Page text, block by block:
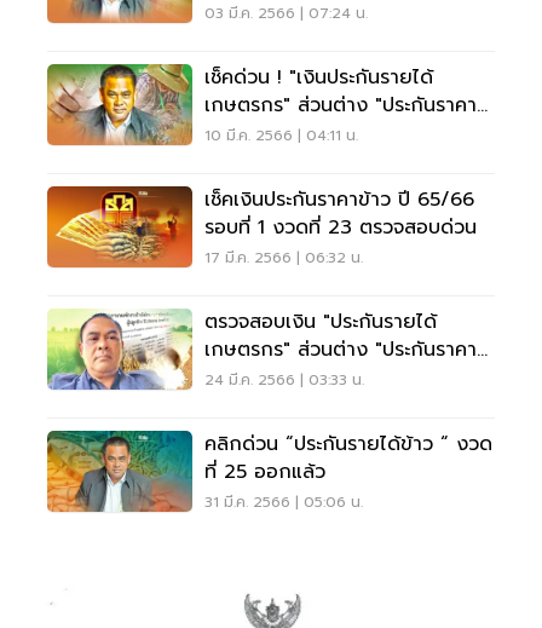
03 มี.ค. 2566 | 07:24 น.
เช็คด่วน ! "เงินประกันรายได้
เกษตรกร" ส่วนต่าง "ประกันราคา
ข้าว" งวดที่ 22
10 มี.ค. 2566 | 04:11 น.
เช็คเงินประกันราคาข้าว ปี 65/66
รอบที่ 1 งวดที่ 23 ตรวจสอบด่วน
17 มี.ค. 2566 | 06:32 น.
ตรวจสอบเงิน "ประกันรายได้
เกษตรกร" ส่วนต่าง "ประกันราคา
ข้าว" งวดที่ 24
24 มี.ค. 2566 | 03:33 น.
คลิกด่วน “ประกันรายได้ข้าว “ งวด
ที่ 25 ออกแล้ว
31 มี.ค. 2566 | 05:06 น.